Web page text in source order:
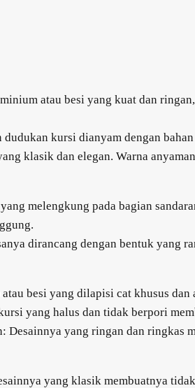
atau besi yang kuat dan
dudukan kursi dianyam dengan
klasik dan elegan. Warna
melengkung pada bagian
dirancang dengan bentuk yang
besi yang dilapisi cat khusus
yang halus dan tidak berpori
Desainnya yang ringan dan ringkas
yang klasik membuatnya